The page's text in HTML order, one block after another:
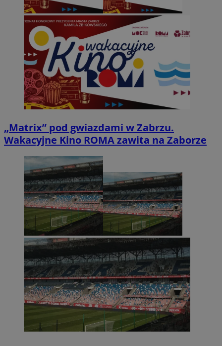
„Matrix” pod gwiazdami w Zabrzu.
Wakacyjne Kino ROMA zawita na Zaborze